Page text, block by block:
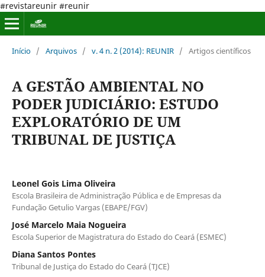
#revistareunir #reunir
Início / Arquivos / v. 4 n. 2 (2014): REUNIR / Artigos científicos
A GESTÃO AMBIENTAL NO
PODER JUDICIÁRIO: ESTUDO
EXPLORATÓRIO DE UM
TRIBUNAL DE JUSTIÇA
Leonel Gois Lima Oliveira
Escola Brasileira de Administração Pública e de Empresas da
Fundação Getulio Vargas (EBAPE/FGV)
José Marcelo Maia Nogueira
Escola Superior de Magistratura do Estado do Ceará (ESMEC)
Diana Santos Pontes
Tribunal de Justiça do Estado do Ceará (TJCE)